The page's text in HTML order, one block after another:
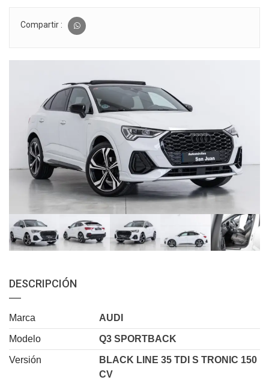
Compartir :
DESCRIPCIÓN
Marca AUDI
Modelo Q3 SPORTBACK
Versión
BLACK LINE 35 TDI S TRONIC 150
CV